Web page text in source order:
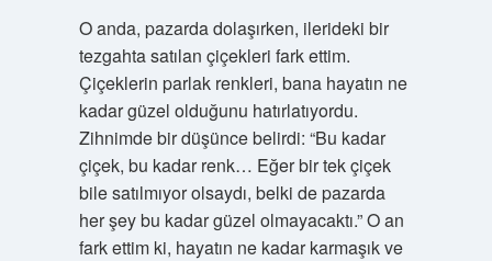
O anda, pazarda dolaşırken, ilerideki bir
tezgahta satılan çiçekleri fark ettim.
Çiçeklerin parlak renkleri, bana hayatın ne
kadar güzel olduğunu hatırlatıyordu.
Zihnimde bir düşünce belirdi: “Bu kadar
çiçek, bu kadar renk… Eğer bir tek çiçek
bile satılmıyor olsaydı, belki de pazarda
her şey bu kadar güzel olmayacaktı.” O an
fark ettim ki, hayatın ne kadar karmaşık ve